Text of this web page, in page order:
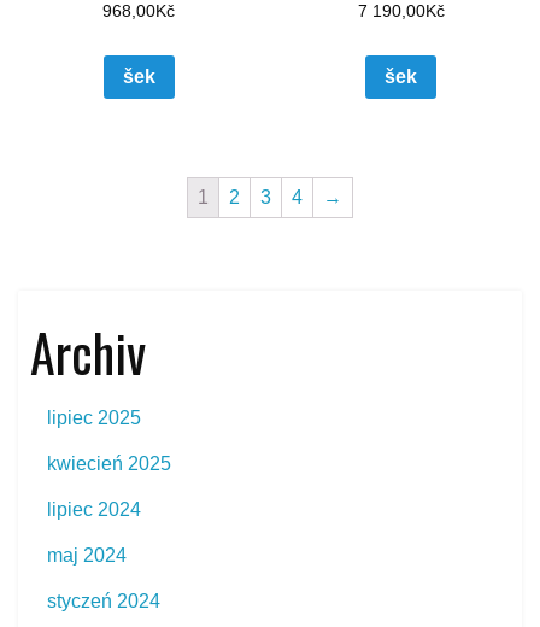
968,00Kč
šek
7 190,00Kč
šek
1 2 3 4 →
Archiv
lipiec 2025
kwiecień 2025
lipiec 2024
maj 2024
styczeń 2024